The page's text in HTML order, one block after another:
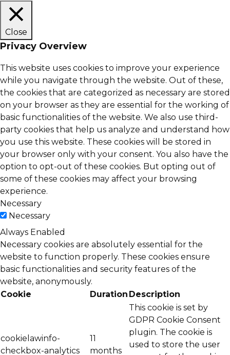
Close
Privacy Overview
This website uses cookies to improve your experience
while you navigate through the website. Out of these,
the cookies that are categorized as necessary are stored
on your browser as they are essential for the working of
basic functionalities of the website. We also use third-
party cookies that help us analyze and understand how
you use this website. These cookies will be stored in
your browser only with your consent. You also have the
option to opt-out of these cookies. But opting out of
some of these cookies may affect your browsing
experience.
Necessary
Necessary
Always Enabled
Necessary cookies are absolutely essential for the
website to function properly. These cookies ensure
basic functionalities and security features of the
website, anonymously.
Cookie
Duration Description
cookielawinfo-
checkbox-analytics
11
months
This cookie is set by
GDPR Cookie Consent
plugin. The cookie is
used to store the user